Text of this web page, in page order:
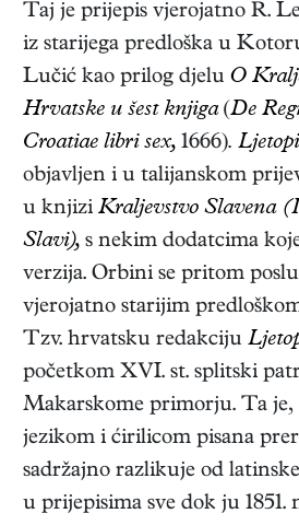
Taj je prijepis vjerojatno R.
iz starijega predloška u
Lučić kao prilog djelu O
Hrvatske u šest knjiga(De
Croatiae libri sex, 1666).
objavljen i u talijanskom
u knjizi Kraljevstvo Slavena
Slavi), s nekim dodatcima
verzija. Orbini se pritom
vjerojatno starijim
Tzv. hrvatsku redakciju
početkom XVI. st. splitski
Makarskome primorju. Ta
jezikom i ćirilicom pisana
sadržajno razlikuje od
u prijepisima sve dok ju 1851.